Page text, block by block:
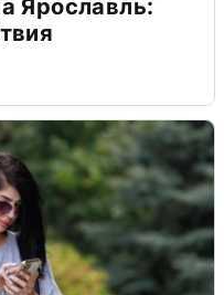
Ярославль: